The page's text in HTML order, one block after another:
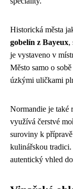
Historická města
gobelín z Bayeux,
je vystaveno v
Město samo o
úzkými uličkami
Normandie je také
využívá čerstvé
suroviny k
kulinářskou tradici.
autentický vhled